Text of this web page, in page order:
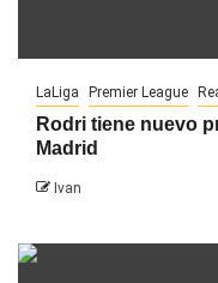
LaLiga Premier League
Rodri tiene nuevo
Madrid
Ivan